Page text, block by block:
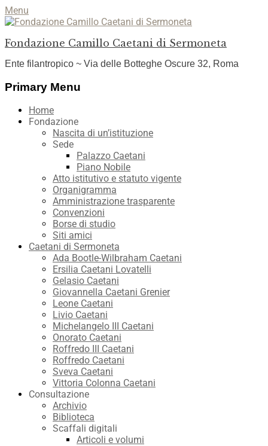
Menu
Fondazione Camillo Caetani di Sermoneta
Ente filantropico ~ Via delle Botteghe Oscure 32, Roma
Facebook
YouTube
Instagram
Primary Menu
Skip
Home
Fondazione
Nascita di un’istituzione
Sede
Palazzo Caetani
Piano Nobile
Atto istitutivo e statuto vigente
Organigramma
Amministrazione trasparente
Convenzioni
Borse di studio
Siti amici
Caetani di Sermoneta
Ada Bootle-Wilbraham Caetani
Ersilia Caetani Lovatelli
Gelasio Caetani
Giovannella Caetani Grenier
Leone Caetani
Livio Caetani
Michelangelo III Caetani
Onorato Caetani
Roffredo III Caetani
Roffredo Caetani
Sveva Caetani
Vittoria Colonna Caetani
Consultazione
Archivio
Biblioteca
Scaffali digitali
Articoli e volumi